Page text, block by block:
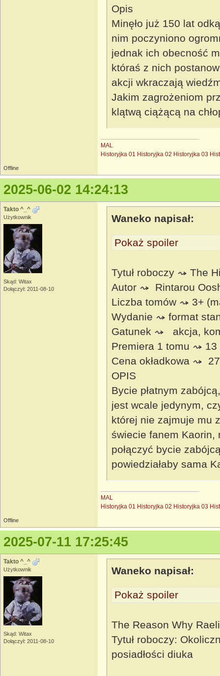
Opis
Minęło już 150 lat
nim poczyniono
jednak ich obecność
któraś z nich
akcji wkraczają
Jakim zagrożeniom
klątwą ciążącą na
MAL
Historyjka 01 Historyjka 02 Historyjka 03
Offline
2025-06-02 14:24:13
Takto ^_^
Użytkownik
Skąd: Witax
Dołączył: 2011-08-10
Waneko napisał:
Pokaż spoiler
Tytuł roboczy ⤳ The
Autor ⤳ Rintarou
Liczba tomów ⤳ 3+
Wydanie ⤳ format
Gatunek ⤳ akcja,
Premiera 1 tomu ⤳ 13
Cena okładkowa ⤳
OPIS
Bycie płatnym
jest wcale jedynym,
której nie zajmuje mu
świecie fanem Kaorin,
połączyć bycie
powiedziałaby sama
MAL
Historyjka 01 Historyjka 02 Historyjka 03
Offline
2025-07-11 17:25:45
Takto ^_^
Użytkownik
Skąd: Witax
Dołączył: 2011-08-10
Waneko napisał:
Pokaż spoiler
The Reason Why
Tytuł roboczy:
posiadłości diuka